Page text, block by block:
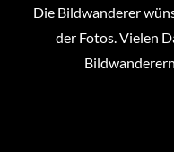
Die Bildwanderer
der Fotos. Vielen